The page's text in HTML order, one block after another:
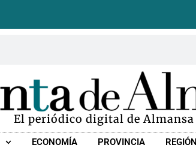
El periódico digital de Almansa
ECONOMÍA PROVINCIA REGIÓN